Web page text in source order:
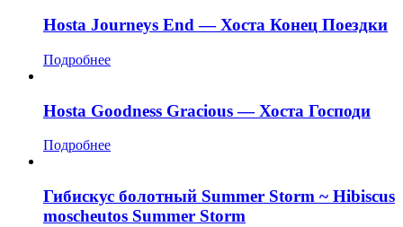
Hosta Journeys End — Хоста Конец Поездки
Подробнее
Hosta Goodness Gracious — Хоста Господи
Подробнее
Гибискус болотный Summer Storm ~ Hibiscus
moscheutos Summer Storm